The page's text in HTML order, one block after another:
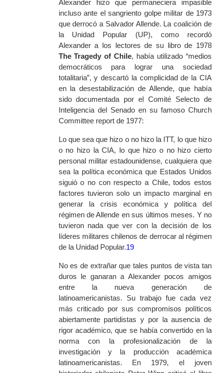
Alexander hizo que permaneciera impasible
incluso ante el sangriento golpe militar de 1973
que derrocó a Salvador Allende. La coalición de
la Unidad Popular (UP), como recordó
Alexander a los lectores de su libro de 1978
The Tragedy of Chile, había utilizado “medios
democráticos para lograr una sociedad
totalitaria”, y descartó la complicidad de la CIA
en la desestabilización de Allende, que había
sido documentada por el Comité Selecto de
Inteligencia del Senado en su famoso Church
Committee reportde 1977:
Lo que sea que hizo o no hizo la ITT, lo que hizo
o no hizo la CIA, lo que hizo o no hizo cierto
personal militar estadounidense, cualquiera que
sea la política económica que Estados Unidos
siguió o no con respecto a Chile, todos estos
factores tuvieron solo un impacto marginal en
generar la crisis económica y política del
régimen de Allende en sus últimos meses. Y no
tuvieron nada que ver con la decisión de los
líderes militares chilenos de derrocar al régimen
de la Unidad Popular.19
No es de extrañar que tales puntos de vista tan
duros le ganaran a Alexander pocos amigos
entre la nueva generación de
latinoamericanistas. Su trabajo fue cada vez
más criticado por sus compromisos políticos
abiertamente partidistas y por la ausencia de
rigor académico, que se había convertido en la
norma con la profesionalización de la
investigación y la producción académica
latinoamericanistas. En 1979, el joven